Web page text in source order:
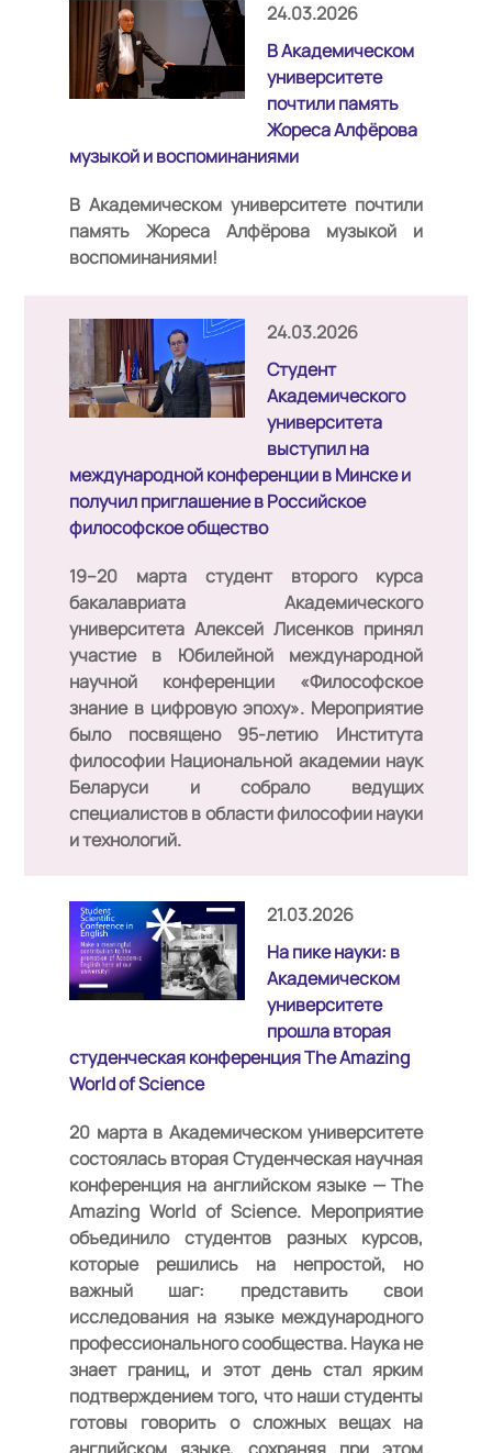
24.03.2026
В Академическом
университете
почтили память
Жореса Алфёрова
музыкой и воспоминаниями
В Академическом университете почтили
память Жореса Алфёрова музыкой и
воспоминаниями!
24.03.2026
Студент
Академического
университета
выступил на
международной конференции в Минске и
получил приглашение в Российское
философское общество
19–20 марта студент второго курса
бакалавриата Академического
университета Алексей Лисенков принял
участие в Юбилейной международной
научной конференции «Философское
знание в цифровую эпоху». Мероприятие
было посвящено 95-летию Института
философии Национальной академии наук
Беларуси и собрало ведущих
специалистов в области философии науки
и технологий.
21.03.2026
На пике науки: в
Академическом
университете
прошла вторая
студенческая конференция The Amazing
World of Science
20 марта в Академическом университете
состоялась вторая Студенческая научная
конференция на английском языке —The
Amazing World of Science. Мероприятие
объединило студентов разных курсов,
которые решились на непростой, но
важный шаг: представить свои
исследования на языке международного
профессионального сообщества. Наука не
знает границ, и этот день стал ярким
подтверждением того, что наши студенты
готовы говорить о сложных вещах на